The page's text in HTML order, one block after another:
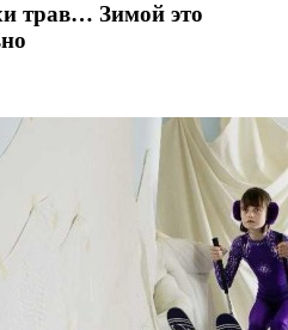
трав… Зимой это